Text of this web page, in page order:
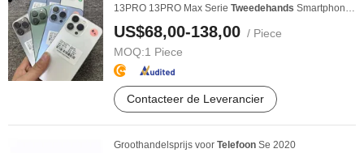
13PRO 13PRO Max Serie Tweedehands Smartphone
6.1-Inch ...
US$68,00-138,00 / Piece
MOQ:1 Piece
Contacteer de Leverancier
Groothandelsprijs voor Telefoon Se 2020